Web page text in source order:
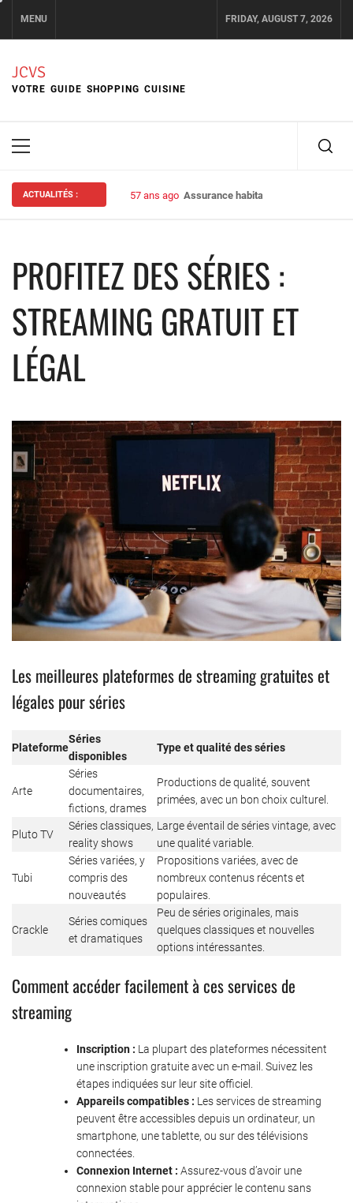
content
MENU FRIDAY, AUGUST 7, 2026
JCVS
VOTRE GUIDE SHOPPING CUISINE
Primary
ACTUALITÉS : 57 ans ago Assurance habitation : bien choisir
PROFITEZ DES SÉRIES :
STREAMING GRATUIT ET
LÉGAL
Les meilleures plateformes de streaming gratuites et
légales pour séries
Plateforme
Séries
disponibles
Type et qualité des séries
Arte
Séries
documentaires,
fictions, drames
Productions de qualité, souvent
primées, avec un bon choix culturel.
Pluto TV
Séries classiques,
reality shows
Large éventail de séries vintage, avec
une qualité variable.
Tubi
Séries variées, y
compris des
nouveautés
Propositions variées, avec de
nombreux contenus récents et
populaires.
Crackle
Séries comiques
et dramatiques
Peu de séries originales, mais
quelques classiques et nouvelles
options intéressantes.
Comment accéder facilement à ces services de
streaming
Inscription : La plupart des plateformes nécessitent
une inscription gratuite avec un e-mail. Suivez les
étapes indiquées sur leur site officiel.
Appareils compatibles : Les services de streaming
peuvent être accessibles depuis un ordinateur, un
smartphone, une tablette, ou sur des télévisions
connectées.
Connexion Internet : Assurez-vous d’avoir une
connexion stable pour apprécier le contenu sans